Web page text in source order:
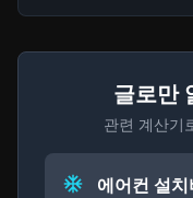
글로만
관련 계산기
에어컨 설치